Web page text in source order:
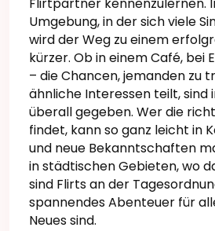
Umgebung, in der sich viele
wird der Weg zu einem
kürzer. Ob in einem Café, bei
– die Chancen, jemanden zu
ähnliche Interessen teilt, sind
überall gegeben. Wer die
findet, kann so ganz leicht in
und neue Bekanntschaften
in städtischen Gebieten, wo
sind Flirts an der
spannendes Abenteuer für
Neues sind.